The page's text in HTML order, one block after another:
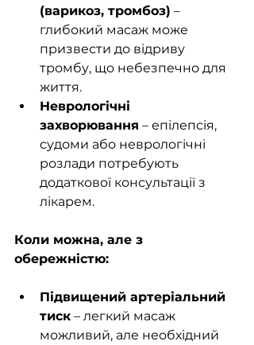
(варикоз, тромбоз) –
глибокий масаж може
призвести до відриву
тромбу, що небезпечно для
життя.
Неврологічні
захворювання – епілепсія,
судоми або неврологічні
розлади потребують
додаткової консультації з
лікарем.
Коли можна, але з
обережністю:
Підвищений артеріальний
тиск – легкий масаж
можливий, але необхідний